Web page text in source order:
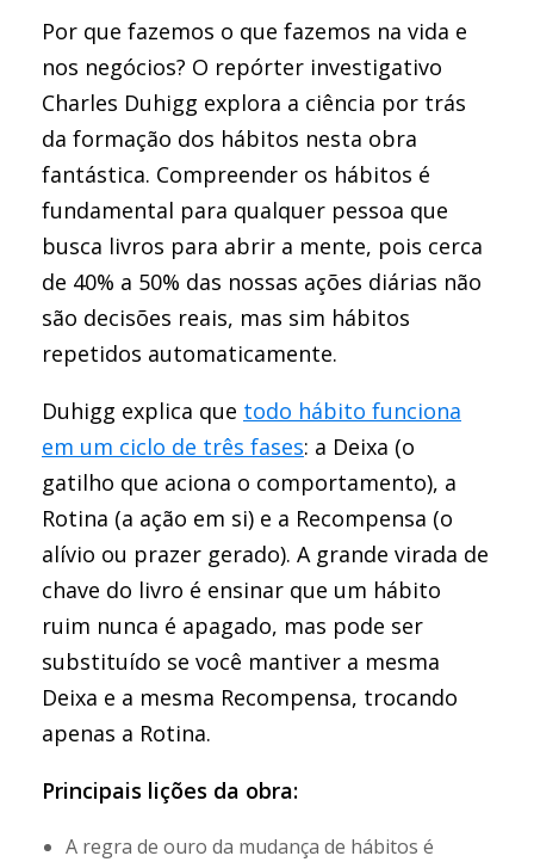
Por que fazemos o que fazemos na vida e
nos negócios? O repórter investigativo
Charles Duhigg explora a ciência por trás
da formação dos hábitos nesta obra
fantástica. Compreender os hábitos é
fundamental para qualquer pessoa que
busca livros para abrir a mente, pois cerca
de 40% a 50% das nossas ações diárias não
são decisões reais, mas sim hábitos
repetidos automaticamente.
Duhigg explica que todo hábito funciona
em um ciclo de três fases: a Deixa (o
gatilho que aciona o comportamento), a
Rotina (a ação em si) e a Recompensa (o
alívio ou prazer gerado). A grande virada de
chave do livro é ensinar que um hábito
ruim nunca é apagado, mas pode ser
substituído se você mantiver a mesma
Deixa e a mesma Recompensa, trocando
apenas a Rotina.
Principais lições da obra:
A regra de ouro da mudança de hábitos é